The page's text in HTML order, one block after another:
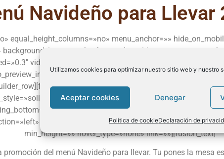
Utilizamos cookies para optimizar nuestro sitio web y nuestro
Aceptar cookies Denegar
Política de cookieDeclaración de
Navideño para Llevar
equal_height_columns=»no» menu_anchor=»»
background_position=»center center»
video_mp4=»» video_webm=»» video_ogv=»»
border_size=»» border_color=»»
type=»1_1″ layout=»1_1″
border_position=»all» spacing=»yes»
padding_left=»» margin_top=»0px»
hide_on_mobile=»small-visibility,medium-
min_height=»» hover_type=»none» link=»»][fusion_text]
del menú Navideño para llevar. Tu pones la mesa